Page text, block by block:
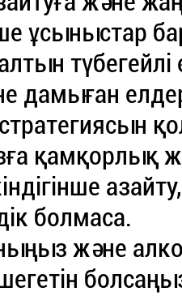
ұсыныстар
түбегейлі
дамыған
қамқорлық
болмаса.
және